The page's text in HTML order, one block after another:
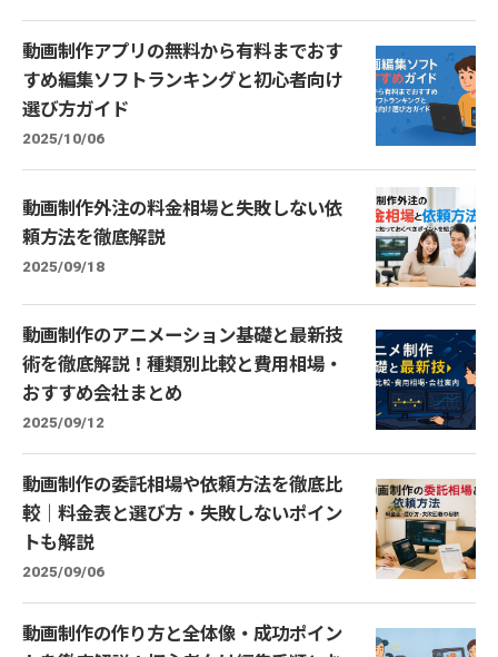
動画制作アプリの無料から有料までおす
すめ編集ソフトランキングと初心者向け
選び方ガイド
2025/10/06
動画制作外注の料金相場と失敗しない依
頼方法を徹底解説
2025/09/18
動画制作のアニメーション基礎と最新技
術を徹底解説！種類別比較と費用相場・
おすすめ会社まとめ
2025/09/12
動画制作の委託相場や依頼方法を徹底比
較｜料金表と選び方・失敗しないポイン
トも解説
2025/09/06
動画制作の作り方と全体像・成功ポイン